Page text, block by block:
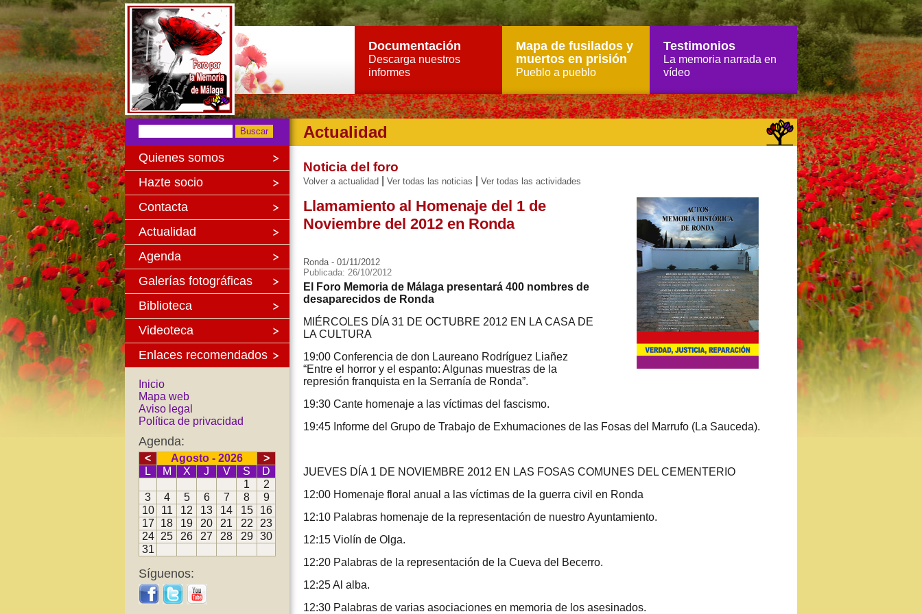
Documentación
Descarga nuestros
informes
Mapa de fusilados y
muertos en prisión
Pueblo a pueblo
Testimonios
La memoria narrada en
vídeo
Quienes somos
Hazte socio
Contacta
Actualidad
Agenda
Galerías fotográficas
Biblioteca
Videoteca
Enlaces recomendados
Inicio
Mapa web
Aviso legal
Política de privacidad
Agenda:
< Agosto - 2026
>
L
M X J V S
D
1
2
3
4 5 6 7 8
9
10
11 12 13 14 15
16
17
18 19 20 21 22
23
24
25 26 27 28 29
30
31
Síguenos:
Actualidad
Noticia del foro
Volver a actualidad Ver todas las noticias Ver todas las actividades
Llamamiento al Homenaje del 1 de
Noviembre del 2012 en Ronda
Ronda - 01/11/2012
Publicada: 26/10/2012
El Foro Memoria de Málaga presentará 400 nombres de
desaparecidos de Ronda
MIÉRCOLES DÍA 31 DE OCTUBRE 2012 EN LA CASA DE
LA CULTURA
19:00 Conferencia de don Laureano Rodríguez Liañez
“Entre el horror y el espanto: Algunas muestras de la
represión franquista en la Serranía de Ronda”.
19:30 Cante homenaje a las víctimas del fascismo.
19:45 Informe del Grupo de Trabajo de Exhumaciones de las Fosas del Marrufo (La Sauceda).
JUEVES DÍA 1 DE NOVIEMBRE 2012 EN LAS FOSAS COMUNES DEL CEMENTERIO
12:00 Homenaje floral anual a las víctimas de la guerra civil en Ronda
12:10 Palabras homenaje de la representación de nuestro Ayuntamiento.
12:15 Violín de Olga.
12:20 Palabras de la representación de la Cueva del Becerro.
12:25 Al alba.
12:30 Palabras de varias asociaciones en memoria de los asesinados.